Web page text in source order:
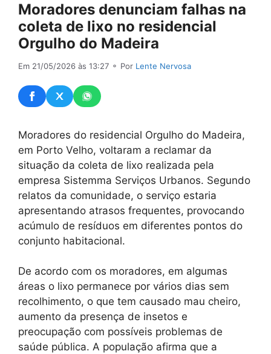
Moradores denunciam falhas na
coleta de lixo no residencial
Orgulho do Madeira
Em 21/05/2026 às 13:27 ⚬ Por Lente Nervosa
Moradores do residencial Orgulho do Madeira,
em Porto Velho, voltaram a reclamar da
situação da coleta de lixo realizada pela
empresa Sistemma Serviços Urbanos. Segundo
relatos da comunidade, o serviço estaria
apresentando atrasos frequentes, provocando
acúmulo de resíduos em diferentes pontos do
conjunto habitacional.
De acordo com os moradores, em algumas
áreas o lixo permanece por vários dias sem
recolhimento, o que tem causado mau cheiro,
aumento da presença de insetos e
preocupação com possíveis problemas de
saúde pública. A população afirma que a